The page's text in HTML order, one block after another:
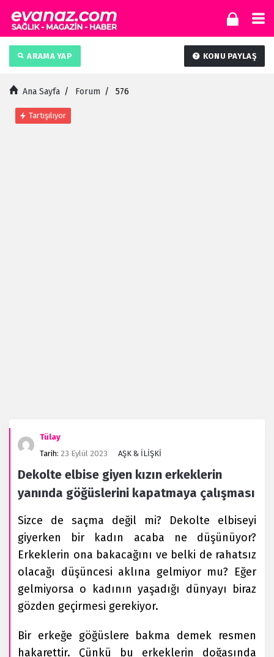
ARAMA YAP KONU PAYLAŞ
Ana Sayfa / Forum / 576
Tartışılıyor
Evanaz.com
Latest
Forum
Tülay
Tarih: 23 Eylül 2023 AŞK & İLİŞKİ
Dekolte elbise giyen kızın erkeklerin
yanında göğüslerini kapatmaya çalışması
Sizce de saçma değil mi? Dekolte elbiseyi
giyerken bir kadın acaba ne düşünüyor?
Erkeklerin ona bakacağını ve belki de rahatsız
olacağı düşüncesi aklına gelmiyor mu? Eğer
gelmiyorsa o kadının yaşadığı dünyayı biraz
gözden geçirmesi gerekiyor.
Bir erkeğe göğüslere bakma demek resmen
hakarettir. Çünkü bu erkeklerin doğasında